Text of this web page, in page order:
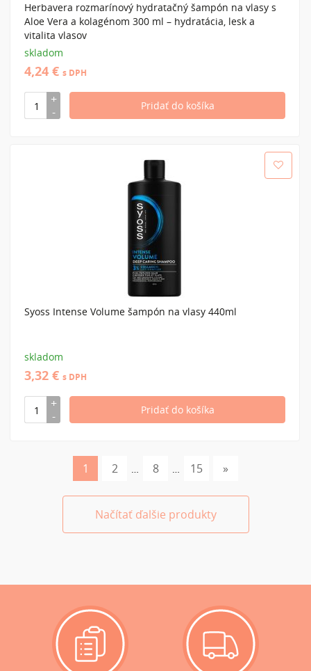
Herbavera rozmarínový hydratačný šampón na vlasy s
Aloe Vera a kolagénom 300 ml – hydratácia, lesk a
vitalita vlasov
skladom
4,24 € s DPH
Syoss Intense Volume šampón na vlasy 440ml
skladom
3,32 € s DPH
1 2 … 8 … 15 »
Načítať ďalšie produkty